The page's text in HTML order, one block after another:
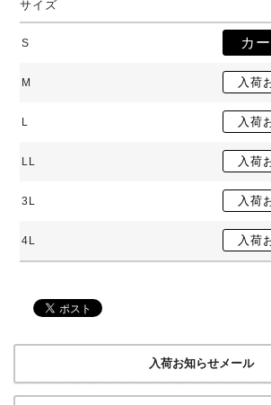
サイズ
S
M
L
LL
3L
4L
入荷お知らせメール